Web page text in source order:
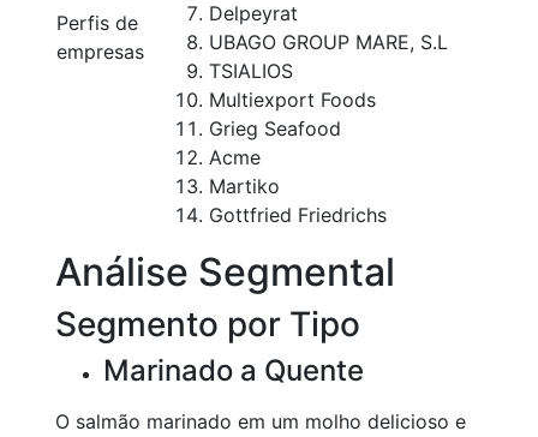
Perfis de
empresas
Delpeyrat
UBAGO GROUP MARE, S.L
TSIALIOS
Multiexport Foods
Grieg Seafood
Acme
Martiko
Gottfried Friedrichs
Análise Segmental
Segmento por Tipo
Marinado a Quente
O salmão marinado em um molho delicioso e